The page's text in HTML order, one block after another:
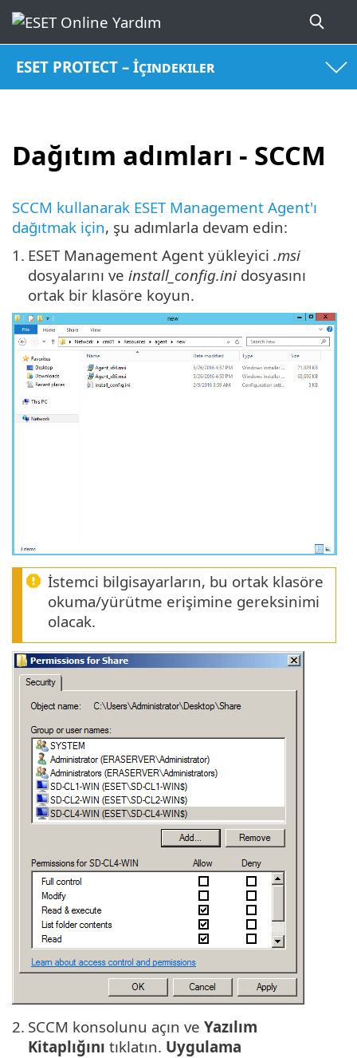
ESET PROTECT – İçindekiler
Dağıtım adımları - SCCM
SCCM kullanarak ESET Management Agent'ı
dağıtmak için, şu adımlarla devam edin:
1. ESET Management Agent yükleyici .msi
dosyalarını ve install_config.ini dosyasını
ortak bir klasöre koyun.
İstemci bilgisayarların, bu ortak klasöre
okuma/yürütme erişimine gereksinimi
olacak.
2. SCCM konsolunu açın ve Yazılım
Kitaplığını tıklatın. Uygulama